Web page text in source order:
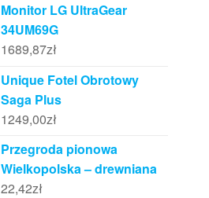
Monitor LG UltraGear
34UM69G
1689,87zł
Unique Fotel Obrotowy
Saga Plus
1249,00zł
Przegroda pionowa
Wielkopolska – drewniana
22,42zł